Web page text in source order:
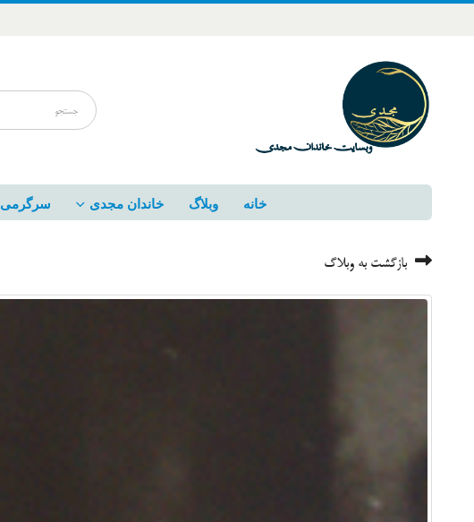
خانه وبلاگ خاندان مجدی سرگرمی
بازگشت به وبلاگ